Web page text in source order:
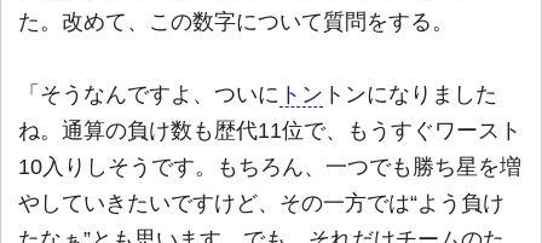
た。改めて、この数字について質問をする。
「そうなんですよ、ついに トン トンになりました
ね。通算の負け数も歴代11位で、もうすぐワースト
10入りしそうです。もちろん、一つでも勝ち星を増
やしていきたいですけど、その一方では“よう負け